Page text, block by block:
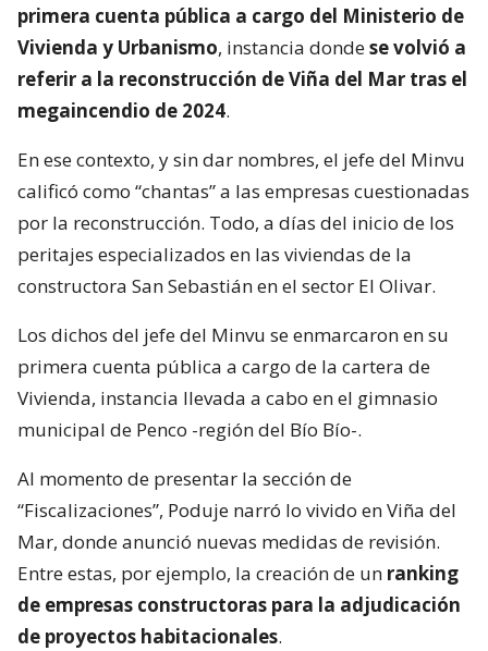
primera cuenta pública a cargo del Ministerio de
Vivienda y Urbanismo, instancia dondese volvió a
referir a la reconstrucción de Viña del Mar tras el
megaincendio de 2024.
En ese contexto, y sin dar nombres, el jefe del Minvu
calificó como “chantas” a las empresas cuestionadas
por la reconstrucción. Todo, a días del inicio de los
peritajes especializados en las viviendas de la
constructora San Sebastián en el sector El Olivar.
Los dichos del jefe del Minvu se enmarcaron en su
primera cuenta pública a cargo de la cartera de
Vivienda, instancia llevada a cabo en el gimnasio
municipal de Penco -región del Bío Bío-.
Al momento de presentar la sección de
“Fiscalizaciones”, Poduje narró lo vivido en Viña del
Mar, donde anunció nuevas medidas de revisión.
Entre estas, por ejemplo, la creación de un ranking
de empresas constructoras para la adjudicación
de proyectos habitacionales.